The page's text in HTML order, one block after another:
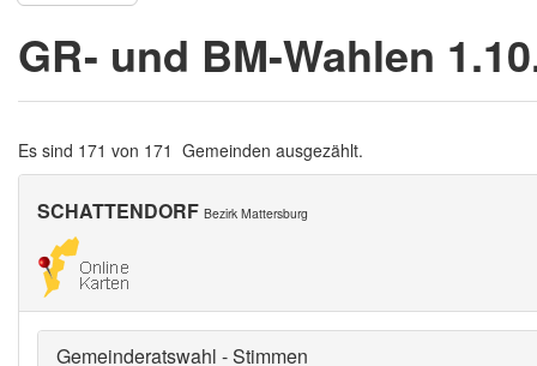
GR- und BM-Wahlen
Es sind 171 von 171 Gemeinden ausgezählt.
SCHATTENDORF Bezirk Mattersburg
Gemeinderatswahl - Stimmen